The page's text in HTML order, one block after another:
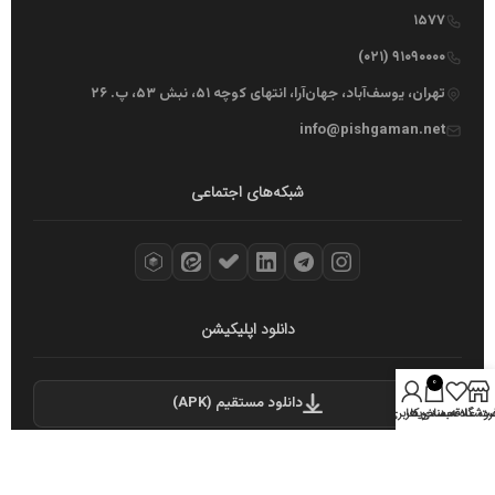
۱۵۷۷
۹۱۰۹۰۰۰۰ (۰۲۱)
تهران، یوسف‌آباد، جهان‌آرا، انتهای کوچه ۵۱، نبش ۵۳، پ. ۲۶
info@pishgaman.net
شبکه‌های اجتماعی
دانلود اپلیکیشن
دانلود مستقیم (APK) علاقه مندی ها
0
سبد خرید
حساب کاربری من